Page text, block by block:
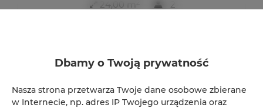
24,00 m 2
Dbamy o Twoją prywatność
Nasza strona przetwarza Twoje dane osobowe zbierane
w Internecie, np. adres IP Twojego urządzenia oraz